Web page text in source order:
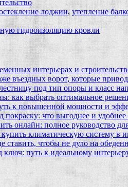
лоджии, утепление
гидроизоляцию кровли
интерьерах и
въездных ворот, которые
под тип опоры и класс
как выбрать оптимальное
к повышенной мощности и
покраску: что выгоднее и
онлайн: полное руководство
климатическую систему в
ставить, чтобы не дуло на
путь к идеальному